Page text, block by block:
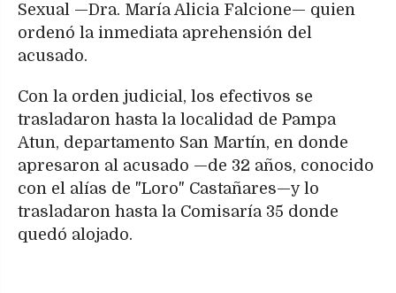
Sexual —Dra. María Alicia Falcione— quien
ordenó la inmediata aprehensión del
acusado.
Con la orden judicial, los efectivos se
trasladaron hasta la localidad de Pampa
Atun, departamento San Martín, en donde
apresaron al acusado —de 32 años, conocido
con el alías de "Loro" Castañares—y lo
trasladaron hasta la Comisaría 35 donde
quedó alojado.